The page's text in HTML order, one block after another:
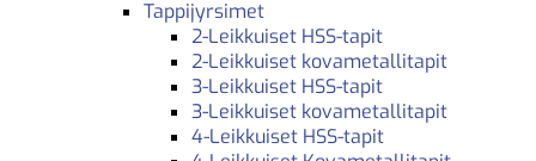
Tappijyrsimet
2-Leikkuiset HSS-tapit
2-Leikkuiset kovametallitapit
3-Leikkuiset HSS-tapit
3-Leikkuiset kovametallitapit
4-Leikkuiset HSS-tapit